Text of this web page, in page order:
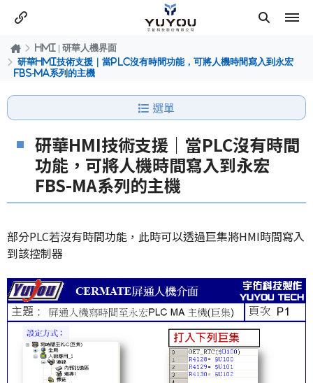
HMI | 研華人機界面
研華HMI技術支援｜當PLC沒有時間功能，可將人機時間寫入到永宏
FBS-MA系列的主機
選單
研華HMI技術支援｜當PLC沒有時間
功能，可將人機時間寫入到永宏
FBS-MA系列的主機
部分PLC若沒有時間功能，此時可以透過巨集將HMI時間寫入
到該控制器